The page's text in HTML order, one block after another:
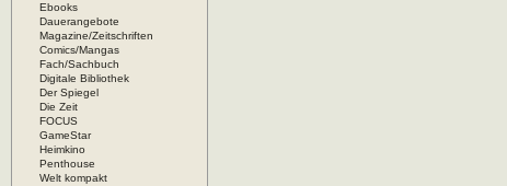
Ebooks
Dauerangebote
Magazine/Zeitschriften
Comics/Mangas
Fach/Sachbuch
Digitale Bibliothek
Der Spiegel
Die Zeit
FOCUS
GameStar
Heimkino
Penthouse
Welt kompakt